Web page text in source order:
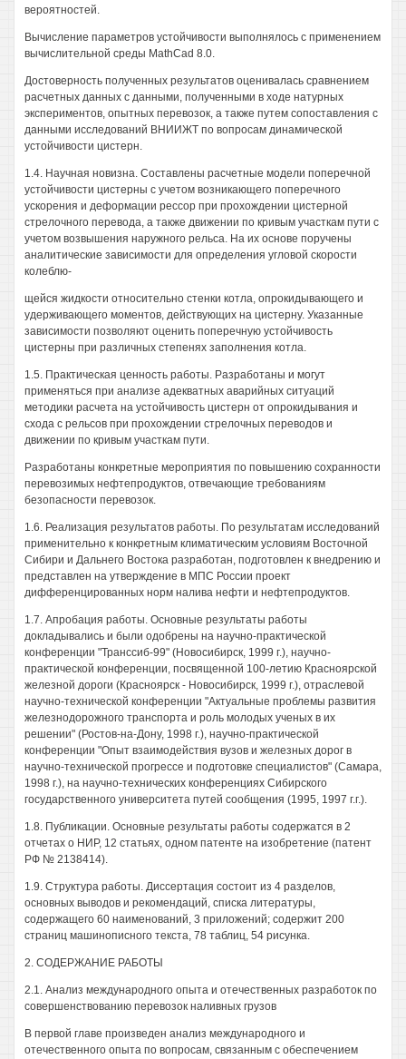
вероятностей.
Вычисление параметров устойчивости выполнялось с применением
вычислительной среды MathCad 8.0.
Достоверность полученных результатов оценивалась сравнением
расчетных данных с данными, полученными в ходе натурных
экспериментов, опытных перевозок, а также путем сопоставления с
данными исследований ВНИИЖТ по вопросам динамической
устойчивости цистерн.
1.4. Научная новизна. Составлены расчетные модели поперечной
устойчивости цистерны с учетом возникающего поперечного
ускорения и деформации рессор при прохождении цистерной
стрелочного перевода, а также движении по кривым участкам пути с
учетом возвышения наружного рельса. На их основе поручены
аналитические зависимости для определения угловой скорости
колеблю-
щейся жидкости относительно стенки котла, опрокидывающего и
удерживающего моментов, действующих на цистерну. Указанные
зависимости позволяют оценить поперечную устойчивость
цистерны при различных степенях заполнения котла.
1.5. Практическая ценность работы. Разработаны и могут
применяться при анализе адекватных аварийных ситуаций
методики расчета на устойчивость цистерн от опрокидывания и
схода с рельсов при прохождении стрелочных переводов и
движении по кривым участкам пути.
Разработаны конкретные мероприятия по повышению сохранности
перевозимых нефтепродуктов, отвечающие требованиям
безопасности перевозок.
1.6. Реализация результатов работы. По результатам исследований
применительно к конкретным климатическим условиям Восточной
Сибири и Дальнего Востока разработан, подготовлен к внедрению и
представлен на утверждение в МПС России проект
дифференцированных норм налива нефти и нефтепродуктов.
1.7. Апробация работы. Основные результаты работы
докладывались и были одобрены на научно-практической
конференции "Транссиб-99" (Новосибирск, 1999 г.), научно-
практической конференции, посвященной 100-летию Красноярской
железной дороги (Красноярск - Новосибирск, 1999 г.), отраслевой
научно-технической конференции "Актуальные проблемы развития
железнодорожного транспорта и роль молодых ученых в их
решении" (Ростов-на-Дону, 1998 г.), научно-практической
конференции "Опыт взаимодействия вузов и железных дорог в
научно-технической прогрессе и подготовке специалистов" (Самара,
1998 г.), на научно-технических конференциях Сибирского
государственного университета путей сообщения (1995, 1997 г.г.).
1.8. Публикации. Основные результаты работы содержатся в 2
отчетах о НИР, 12 статьях, одном патенте на изобретение (патент
РФ № 2138414).
1.9. Структура работы. Диссертация состоит из 4 разделов,
основных выводов и рекомендаций, списка литературы,
содержащего 60 наименований, 3 приложений; содержит 200
страниц машинописного текста, 78 таблиц, 54 рисунка.
2. СОДЕРЖАНИЕ РАБОТЫ
2.1. Анализ международного опыта и отечественных разработок по
совершенствованию перевозок наливных грузов
В первой главе произведен анализ международного и
отечественного опыта по вопросам, связанным с обеспечением